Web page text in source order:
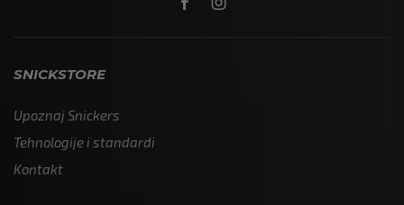
SNICKSTORE
Upoznaj Snickers
Tehnologije i standardi
Kontakt